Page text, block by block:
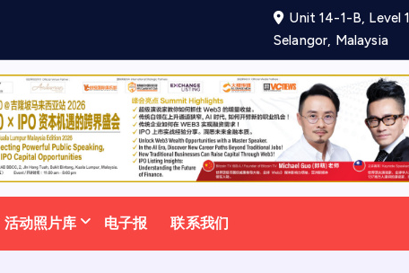
Unit 14-1-B, Level
Selangor, Malaysia
活动照片库 电子报 联系我们